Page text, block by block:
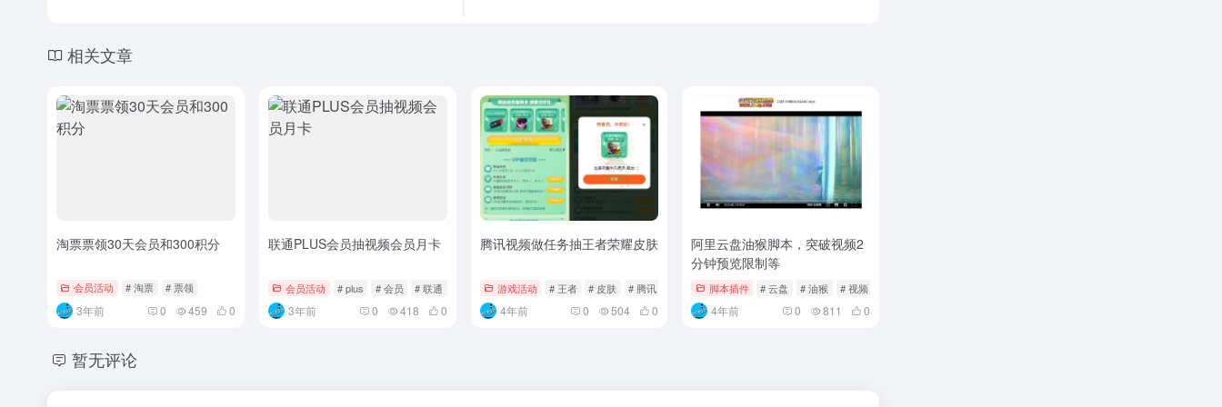
相关文章
淘票票领30天会员和300积分
会员活动 # 淘票 # 票领
3年前 0 459 0
联通PLUS会员抽视频会员月卡
会员活动 # plus # 会员 # 联通
3年前 0 418 0
腾讯视频做任务抽王者荣耀皮肤
游戏活动 # 王者 # 皮肤 # 腾讯
4年前 0 504 0
阿里云盘油猴脚本，突破视频2
分钟预览限制等
脚本插件 # 云盘 # 油猴 # 视频
4年前 0 811 0
暂无评论